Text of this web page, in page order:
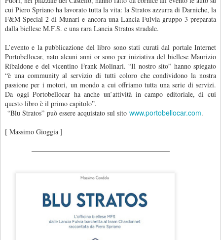
cui Piero Spriano ha lavorato tutta la vita: la Stratos azzurra di Darniche, la
F&M Special 2 di Munari e ancora una Lancia Fulvia gruppo 3 preparata
dalla biellese M.F.S. e una rara Lancia Stratos stradale.
L’evento e la pubblicazione del libro sono stati curati dal portale Internet
Portobellocar, nato alcuni anni or sono per iniziativa del biellese Maurizio
Ribaldone e del vicentino Frank Molinari. “Il nostro sito” hanno spiegato
“è una community al servizio di tutti coloro che condividono la nostra
passione per i motori, un mondo a cui offriamo tutta una serie di servizi.
Da oggi Portobellocar ha anche un’attività in campo editoriale, di cui
questo libro è il primo capitolo”.
“Blu Stratos” può essere acquistato sul sito www.portobellocar.com.
[ Massimo Gioggia ]
————————————————————